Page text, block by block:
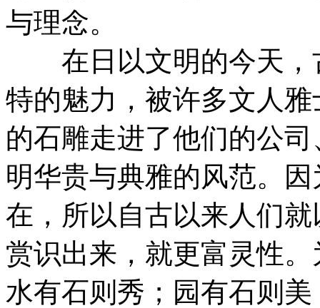
与理念。
在日以文明的今天，
特的魅力，被许多文人
的石雕走进了他们的公
明华贵与典雅的风范。
在，所以自古以来人们
赏识出来，就更富灵性
水有石则秀；园有石则